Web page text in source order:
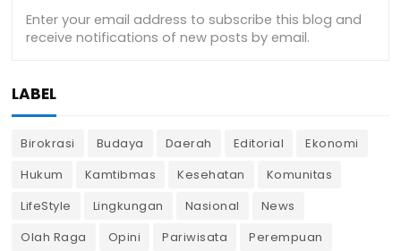
LABEL
Birokrasi Budaya Daerah Editorial
Ekonomi
Hukum
Kamtibmas Kesehatan
Komunitas
LifeStyle
Lingkungan Nasional
News
Olah Raga
Opini Pariwisata
Perempuan